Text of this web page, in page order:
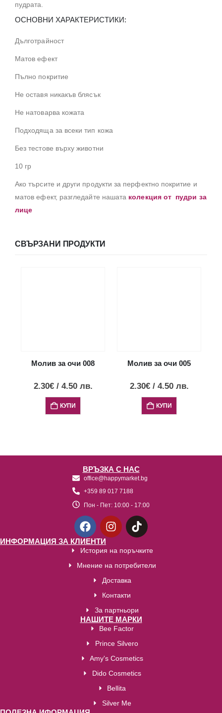
пудрата.
ОСНОВНИ ХАРАКТЕРИСТИКИ:
Дълготрайност
Матов ефект
Пълно покритие
Не оставя никакъв блясък
Не натоварва кожата
Подходяща за всеки тип кожа
Без тестове върху животни
10 гр
Ако търсите и други продукти за перфектно покритие и
матов ефект, разгледайте нашата колекция от пудри за
лице
СВЪРЗАНИ ПРОДУКТИ
Молив за очи 008
2.30€ / 4.50 лв.
КУПИ
Молив за очи 005
2.30€ / 4.50 лв.
КУПИ
ВРЪЗКА С НАС
office@happymarket.bg
+359 89 017 7188
Пон - Пет: 10:00 - 17:00
ИНФОРМАЦИЯ ЗА КЛИЕНТИ
История на поръчките
Мнение на потребители
Доставка
Контакти
За партньори
НАШИТЕ МАРКИ
Bee Factor
Prince Silvero
Amy's Cosmetics
Dido Cosmetics
Bellita
Silver Me